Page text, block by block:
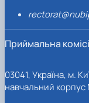
Приймальна
03041, Україна, м.
навчальний